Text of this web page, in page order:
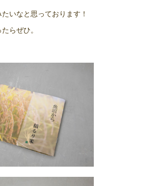
いなと思っております！
らぜひ。